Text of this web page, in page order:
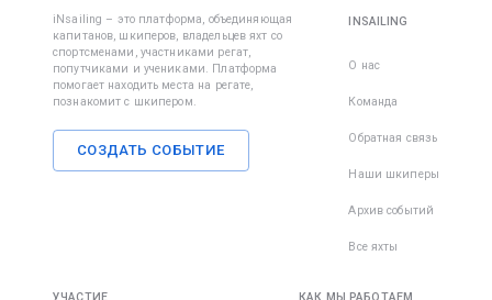
iNsailing – это платформа, объединяющая
капитанов, шкиперов, владельцев яхт со
спортсменами, участниками регат,
попутчиками и учениками. Платформа
помогает находить места на регате,
познакомит с шкипером.
СОЗДАТЬ СОБЫТИЕ
INSAILING
О нас
Команда
Обратная связь
Наши шкиперы
Архив событий
Все яхты